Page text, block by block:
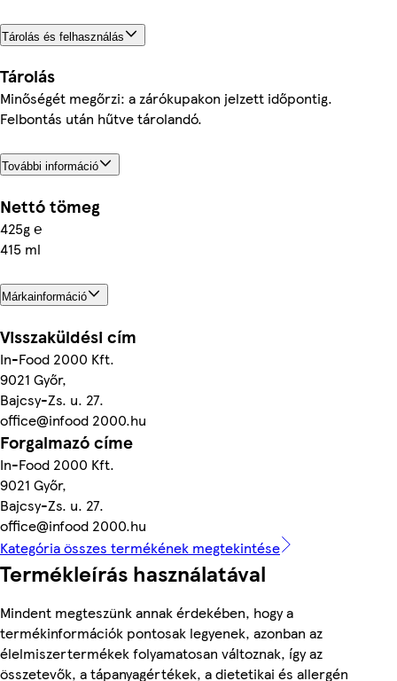
Tárolás és felhasználás
Tárolás
Minőségét megőrzi: a zárókupakon jelzett időpontig.
Felbontás után hűtve tárolandó.
További információ
Nettó tömeg
425g ℮
415 ml
Márkainformáció
Visszaküldési cím
In-Food 2000 Kft.
9021 Győr,
Bajcsy-Zs. u. 27.
office@infood 2000.hu
Forgalmazó címe
In-Food 2000 Kft.
9021 Győr,
Bajcsy-Zs. u. 27.
office@infood 2000.hu
Kategória összes termékének megtekintése
Termékleírás használatával
Mindent megteszünk annak érdekében, hogy a
termékinformációk pontosak legyenek, azonban az
élelmiszertermékek folyamatosan változnak, így az
összetevők, a tápanyagértékek, a dietetikai és allergén